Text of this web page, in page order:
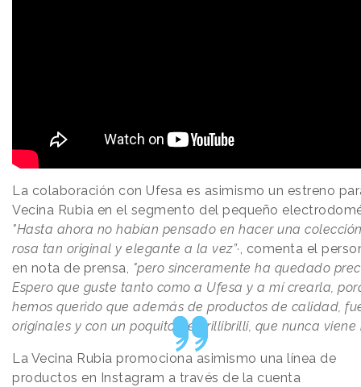
La colaboración con Ufesa es asimismo un estreno
Vecina Rubia en el segmento del pequeño
"Hasta ahora no habían pensado en hacer una
rosa tan original y elegante a la vez”·, comenta el
en nota de prensa, "pero sinceramente ha quedado
Espero que guste tanto como a Ufesa y a mí crearla,
hemos querido que además de productos de calidad,
originales y con un poquito de brillibrilli, que nunca viene
La Vecina Rubia promociona asimismo una línea de
productos en Instagram a través de la cuenta